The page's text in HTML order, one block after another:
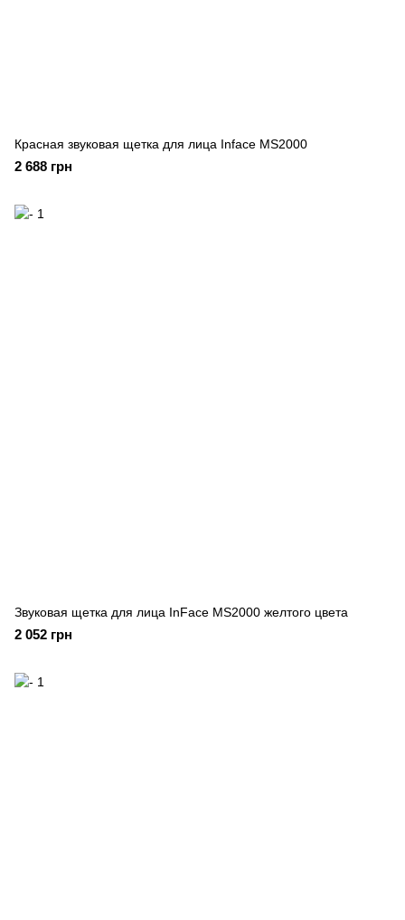
Красная звуковая щетка для лица Inface MS2000
2 688 грн
Звуковая щетка для лица InFace MS2000 желтого цвета
2 052 грн